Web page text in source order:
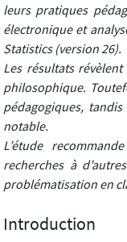
leurs pratiques
électronique et
Statistics (version 26).
Les résultats
philosophique.
pédagogiques,
notable.
L’étude
recherches à
problématisation en
Introduction